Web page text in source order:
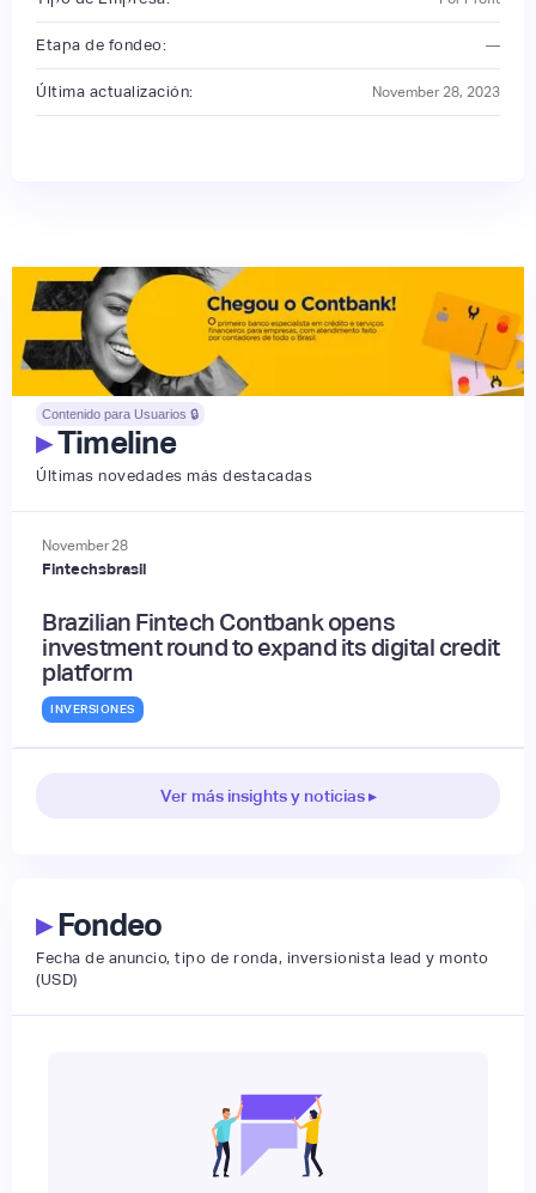
Etapa de fondeo: —
Última actualización: November 28, 2023
Contenido para Usuarios 🔒
▸Timeline
Últimas novedades más destacadas
November28
Fintechsbrasil
Brazilian Fintech Contbank opens
investment round to expand its digital credit
platform
INVERSIONES
Ver más insights y noticias ▸
▸Fondeo
Fecha de anuncio, tipo de ronda, inversionista lead y monto
(USD)